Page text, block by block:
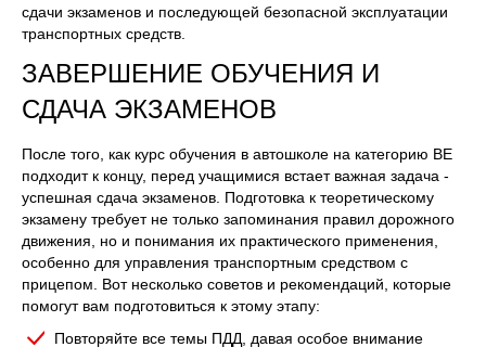
сдачи экзаменов и последующей безопасной эксплуатации
транспортных средств.
ЗАВЕРШЕНИЕ ОБУЧЕНИЯ И
СДАЧА ЭКЗАМЕНОВ
После того, как курс обучения в автошколе на категорию ВЕ
подходит к концу, перед учащимися встает важная задача -
успешная сдача экзаменов. Подготовка к теоретическому
экзамену требует не только запоминания правил дорожного
движения, но и понимания их практического применения,
особенно для управления транспортным средством с
прицепом. Вот несколько советов и рекомендаций, которые
помогут вам подготовиться к этому этапу:
Повторяйте все темы ПДД, давая особое внимание